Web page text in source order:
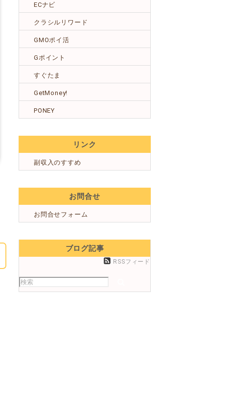
ECナビ
クラシルリワード
GMOポイ活
Gポイント
すぐたま
GetMoney!
PONEY
リンク
副収入のすすめ
お問合せ
お問合せフォーム
ブログ記事
RSSフィード